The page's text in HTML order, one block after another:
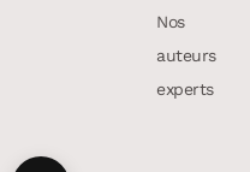
Nos
auteurs
experts